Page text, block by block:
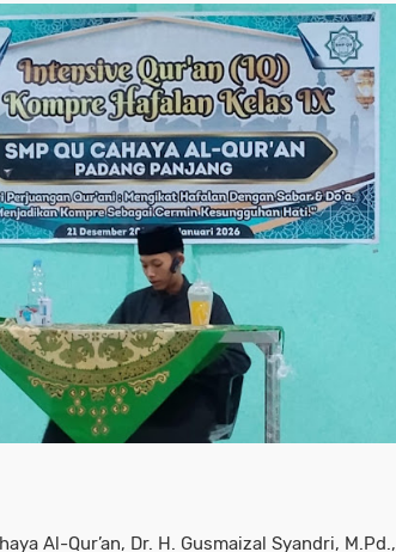
Al-Qur’an, Dr. H. Gusmaizal Syandri, M.Pd.,